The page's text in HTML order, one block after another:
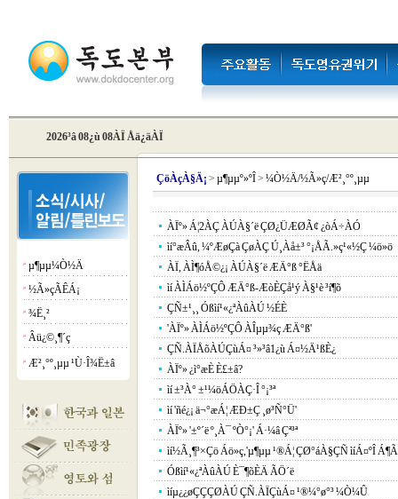
2026³â 08¿ù 08ÀÏ Åä¿äÀÏ
¡á µ¶µµ¼Ò½Ä
¡á ½Ã»çÃÊÁ¡
¡á ¾Ë¸²
¡á Âü¿©¸¶´ç
¡á Æ²¸°º¸µµ ¹Ù·Î¾Ë±â
ÇöÀçÀ§Ä¡ > µ¶µµº»ºÎ> ¼Ò½Ä/½Ã»ç/Æ²¸°º¸µµ
ÀÏº» Á¦2ÀÇ ÀÚÀ§´ë ÇØ¿ÜÆØÃ¢ ¿òÁ÷ÀÓ
ìí°æÂû, ¼ºÆøÇà ÇøÀÇ Ú¸Àå±³ °¡ÅÃ.»ç¹«½Ç ¼ö»ö
ÀÏ, ÀÌ¶óÅ©¿¡ ÀÚÀ§´ë ÆÄ°ß °ËÅä
ìí ÀÌÁö½ºÇÔ ÆÄ°ß-ÆòÈ­Çå¹ý À§¹è ³í¶õ
ÇÑ±¹¸¸ Óßìí¹«¿ªÀûÀÚ ½ÉÈ­
'ÀÏº» ÀÌÁö½ºÇÔ ÀÎµµ¾ç ÆÄ°ß'
ÇÑ.ÀÏÅõÀÚÇùÁ¤ ³»³â1¿ù Á¤½Ä¹ßÈ¿
ÀÏº» ¿ì°æÈ­ È£±â?
ìí ±³À° ±¹¼öÁÖÀÇ·Î °¡³ª
ìí 'ñé¿¡ ä¬°æÁ¦ ÆÐ±Ç ¸ø³Ñ°Ü'
ÀÏº» '±º´ë º¸À¯ ºÒ°¡' Á·¼â Çª³ª
ìí½Ã¸¶³×Çö Áö»ç,'µ¶µµ ¹®Á¦ ÇØ°áÀ§ÇÑ ìíÁ¤ºÎ
Óßìí¹«¿ªÀûÀÚ È¯¶õÈÄ ÃÖ´ë
ìíµ¿¿øÇÇÇØÀÚ ÇÑ.ÀÏÇùÁ¤ ¹®¼­°ø°³ ¼Ò¼Û